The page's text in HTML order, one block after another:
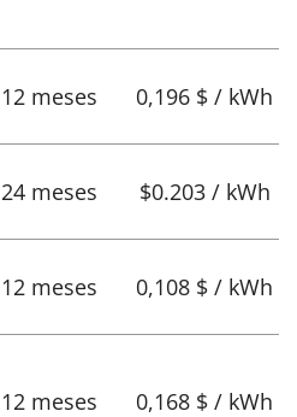
12 meses 0,196 $ / kWh
24 meses $0.203 / kWh
12 meses 0,108 $ / kWh
12 meses 0,168 $ / kWh